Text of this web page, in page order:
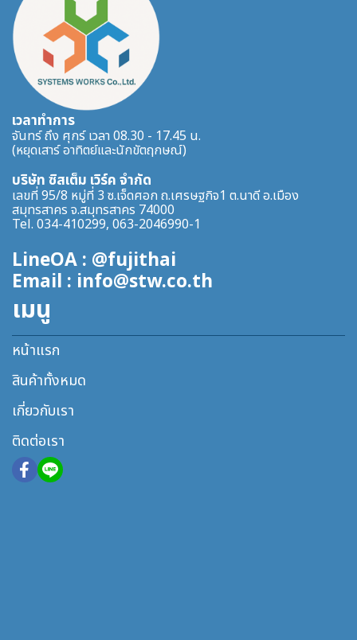
เวลาทำการ
จันทร์ ถึง ศุกร์ เวลา 08.30 - 17.45 น.
(หยุดเสาร์ อาทิตย์และนักขัตฤกษณ์)
บริษัท ซิสเต็ม เวิร์ค จำกัด
เลขที่ 95/8 หมู่ที่ 3 ซ.เจ็ดศอก ถ.เศรษฐกิจ1 ต.นาดี อ.เมือง
สมุทรสาคร จ.สมุทรสาคร 74000
Tel. 034-410299, 063-2046990-1
LineOA : @fujithai
Email : info@stw.co.th
เมนู
หน้าแรก
สินค้าทั้งหมด
เกี่ยวกับเรา
ติดต่อเรา